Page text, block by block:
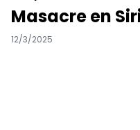
Masacre en
12/3/2025